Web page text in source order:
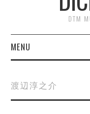
DTM
MENU
LIBRARY
渡辺淳之介